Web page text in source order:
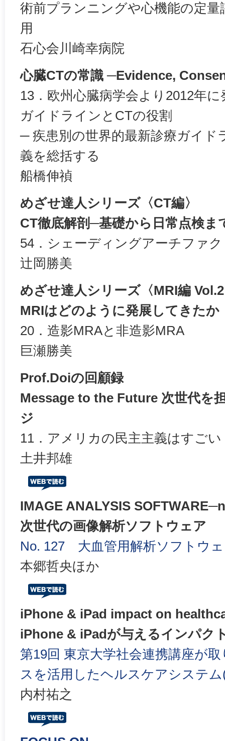
術前プランニングや心機能の定量
用
石心会川崎幸病院
心臓CTの常識 ─Evidence,
13．欧州心臓病学会より2012年
ガイドラインとCTの役割
─ 疾患別の世界的最新診療ガイド
義を総括する
船橋伸禎
めざせ達人シリーズ〈CT編〉
CT徹底解剖─基礎から日常点検ま
54．シェーディングアーチファ
辻岡勝美
めざせ達人シリーズ〈MRI編
MRIはどのように発展してきたか
20．造影MRAと非造影MRA
巨瀬勝美
Prof.Doiの回顧録
Message to the Future 次世代を
ジ
11．アメリカの民主主義はすごい
土井邦雄
IMAGE ANALYSIS
次世代の画像解析ソフトウェア
No. 127 大血管用解析ソフトウ
本郷哲央ほか
iPhone & iPad impact on
iPhone & iPadが与えるインパク
第19回 東京大学社会連携講座が
スを活用したヘルスケアシステム
内村祐之